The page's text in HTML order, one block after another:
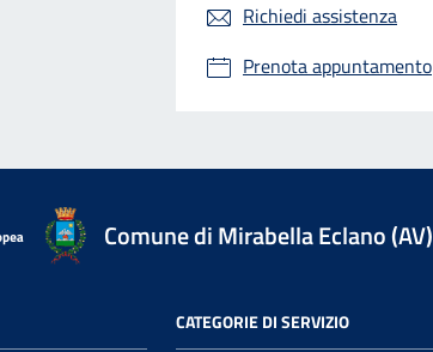
Richiedi assistenza
Prenota appuntamento
Comune di Mirabella Eclano (AV)
CATEGORIE DI SERVIZIO